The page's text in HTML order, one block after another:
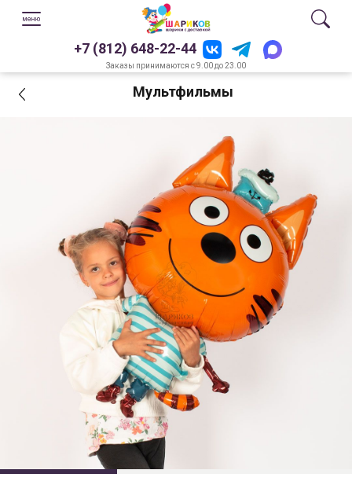
+7 (812) 648-22-44
Заказы принимаются с 9.00 до 23.00
Мультфильмы